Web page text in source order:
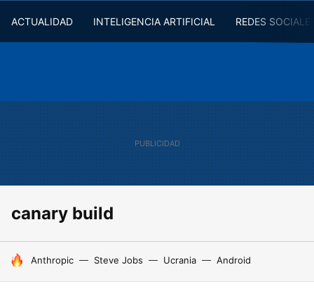
ACTUALIDAD INTELIGENCIA ARTIFICIAL REDES
canary build
HOY SE HABLA DE
Anthropic Steve Jobs Ucrania Android